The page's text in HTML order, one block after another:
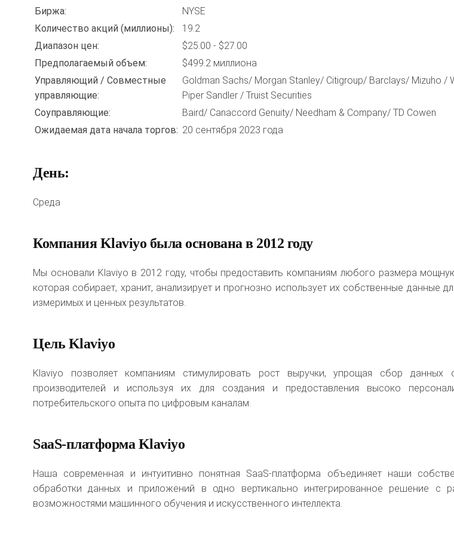
Биржа:
NYSE
Количество акций (миллионы):
19.2
Диапазон цен:
$25.00 - $27.00
Предполагаемый объем:
$499.2 миллиона
Управляющий / Совместные
управляющие:
Goldman Sachs/ Morgan Stanley/ Citigroup/ Barclays/ Mizuho /
Piper Sandler / Truist Securities
Соуправляющие:
Baird/ Canaccord Genuity/ Needham & Company/ TD Cowen
Ожидаемая дата начала торгов: 20 сентября 2023 года
День:
Среда
Компания Klaviyo была основана в 2012 году
Мы основали Klaviyo в 2012 году, чтобы предоставить компаниям любого размера
которая собирает, хранит, анализирует и прогнозно использует их собственные данные
измеримых и ценных результатов.
Цель Klaviyo
Klaviyo позволяет компаниям стимулировать рост выручки, упрощая сбор данных
производителей и используя их для создания и предоставления высоко
потребительского опыта по цифровым каналам.
SaaS-платформа Klaviyo
Наша современная и интуитивно понятная SaaS-платформа объединяет наши
обработки данных и приложений в одно вертикально интегрированное решение с
возможностями машинного обучения и искусственного интеллекта.